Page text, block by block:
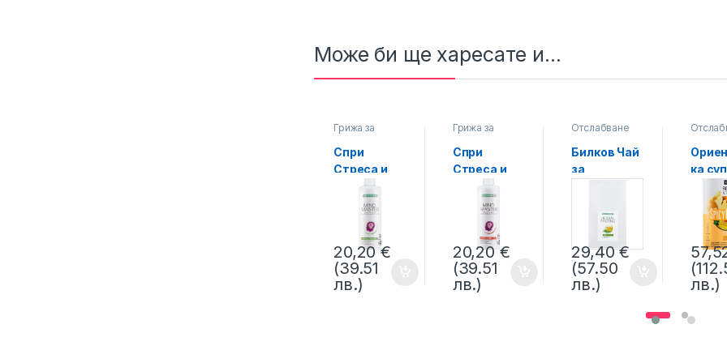
Може би ще харесате и...
Грижа за
мозъка
Спри
Стреса и
Умората с
Mind Master
formula
Green
LIFETAKT LR
20,20€
(39.51
лв.)
Грижа за
мозъка
Спри
Стреса и
Напрежени
ето с Mind
Master
formula Red
LIFETAKT LR
20,20 €
(39.51
лв.)
Отслабване
Билков Чай
за
LIFETAKT LR
29,40€
(57.50
лв.)
ка
и
е
Spicy
лв.)